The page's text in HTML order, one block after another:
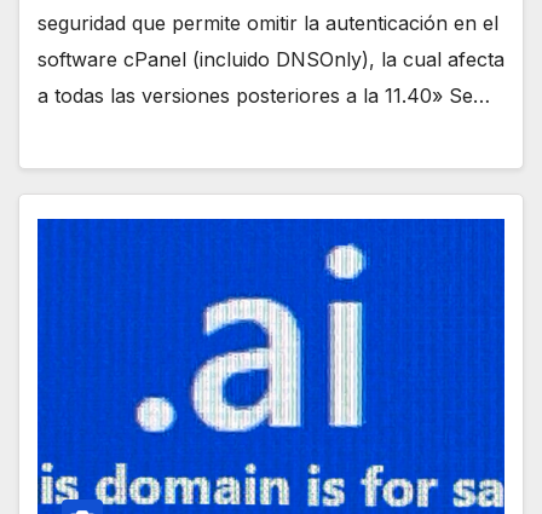
seguridad que permite omitir la autenticación en el
software cPanel (incluido DNSOnly), la cual afecta
a todas las versiones posteriores a la 11.40» Se…